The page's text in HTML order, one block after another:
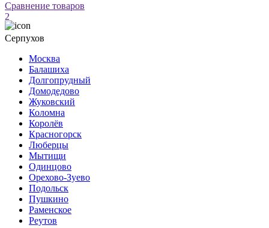
Сравнение товаров
2
Серпухов
Москва
Балашиха
Долгопрудный
Домодедово
Жуковский
Коломна
Королёв
Красногорск
Люберцы
Мытищи
Одинцово
Орехово-Зуево
Подольск
Пушкино
Раменское
Реутов